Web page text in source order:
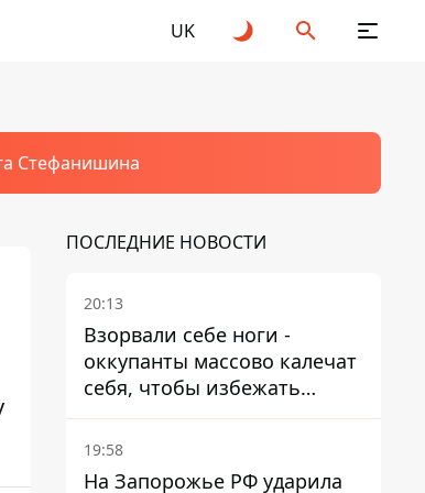
UK
Стефанишина
ПОСЛЕДНИЕ НОВОСТИ
20:13
Взорвали себе ноги -
оккупанты массово калечат
себя, чтобы избежать
штурмов - ГУР
19:58
На Запорожье РФ ударила